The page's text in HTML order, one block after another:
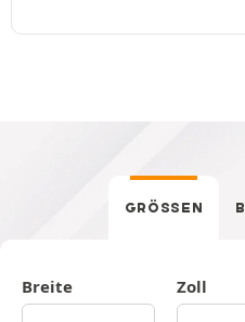
GRÖSSEN
Breite Zoll